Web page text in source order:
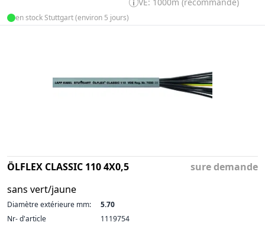
en stock Stuttgart (environ 5 jours)
ÖLFLEX CLASSIC 110 4X0,5
sans vert/jaune
sure demande
Diamètre extérieure mm:
5.70
Nr- d'article
1119754